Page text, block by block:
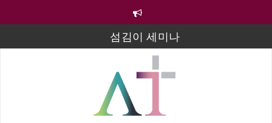
섬김이 세미나
김태희 자매 졸업연주
2023년 어린이 주일 유초등부 발표
라합3 나라 봉헌송